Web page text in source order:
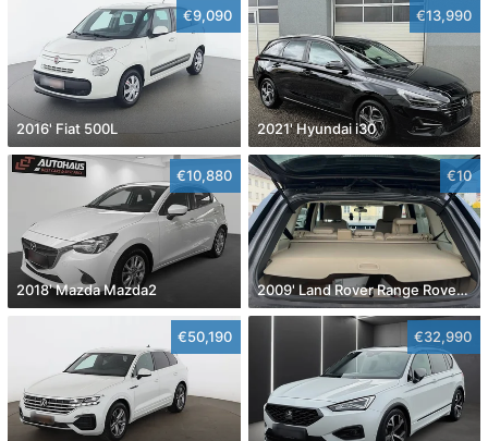
€9,090
2016' Fiat 500L
€13,990
2021' Hyundai i30
€10,880
2018' Mazda Mazda2
€10
2009' Land Rover Range Rover Sport
€50,190 €32,990